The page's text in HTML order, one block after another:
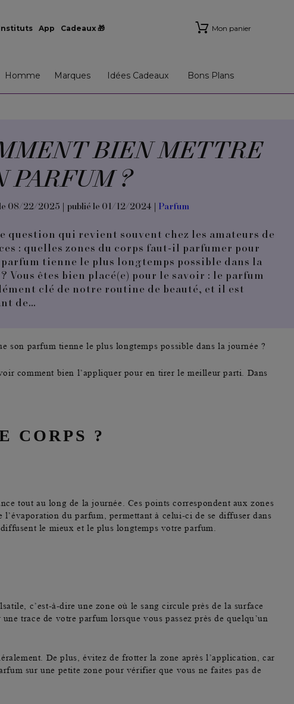
App Cadeaux 🎁 Mon panier
Homme Marques Idées Cadeaux Bons Plans
BIEN METTRE
PARFUM ?
08/22/2025 | publié le 01/12/2024 | Parfum
question qui revient souvent chez les amateurs de
: quelles zones du corps faut-il parfumer pour
parfum tienne le plus longtemps possible dans la
Vous êtes bien placé(e) pour le savoir : le parfum
clé de notre routine de beauté, et il est
de…
son parfum tienne le plus longtemps possible dans la journée ?
comment bien l’appliquer pour en tirer le meilleur parti. Dans
CORPS ?
tout au long de la journée. Ces points correspondent aux zones
du parfum, permettant à celui-ci de se diffuser dans
le mieux et le plus longtemps votre parfum.
, c’est-à-dire une zone où le sang circule près de la surface
trace de votre parfum lorsque vous passez près de quelqu’un
De plus, évitez de frotter la zone après l’application, car
sur une petite zone pour vérifier que vous ne faites pas de